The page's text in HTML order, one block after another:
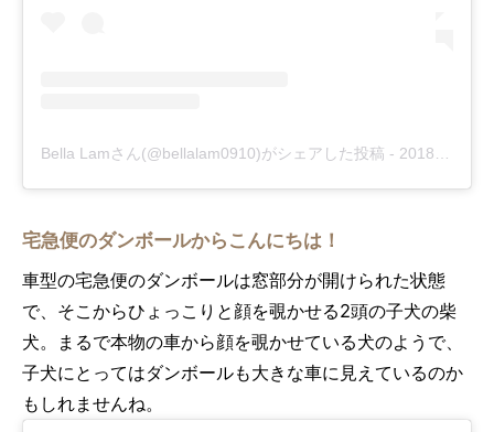
Bella Lamさん(@bellalam0910)がシェアした投稿 - 2018年 5月月6日午前2時29分PDT
宅急便のダンボールからこんにちは！
車型の宅急便のダンボールは窓部分が開けられた状態
で、そこからひょっこりと顔を覗かせる2頭の子犬の柴
犬。まるで本物の車から顔を覗かせている犬のようで、
子犬にとってはダンボールも大きな車に見えているのか
もしれませんね。